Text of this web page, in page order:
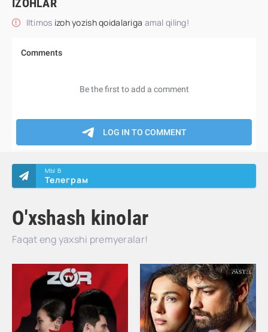
IZOHLAR
Iltimos izoh yozish qoidalariga amal qiling!
O'xshash kinolar
Faqat eng yaxshi premyeralar!
МЫ В
Телеграм